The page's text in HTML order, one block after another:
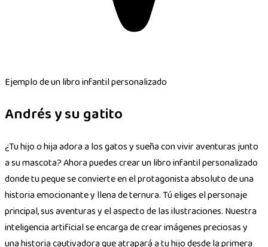
Ejemplo de un libro infantil personalizado
Andrés y su gatito
¿Tu hijo o hija adora a los gatos y sueña con vivir aventuras junto
a su mascota? Ahora puedes crear un libro infantil personalizado
donde tu peque se convierte en el protagonista absoluto de una
historia emocionante y llena de ternura. Tú eliges el personaje
principal, sus aventuras y el aspecto de las ilustraciones. Nuestra
inteligencia artificial se encarga de crear imágenes preciosas y